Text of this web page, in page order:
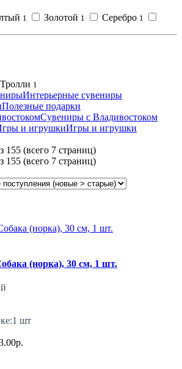
1 Золотой 1 Серебро 1
Тролли 1
Интерьерные сувениры
Полезные подарки
Сувениры с Владивостоком
Игры и игрушки
155 (всего 7 страниц)
155 (всего 7 страниц)
(норка), 30 см, 1 шт.
1 шт